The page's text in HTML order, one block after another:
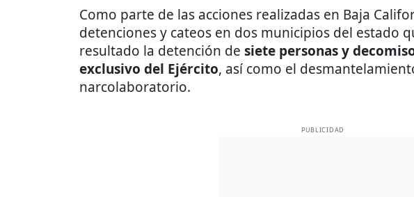
Como parte de las acciones realizadas en Baja
detenciones y cateos en dos municipios del estado
resultado la detención de siete personas y
exclusivo del Ejército, así como el
narcolaboratorio.
PUBLICIDAD